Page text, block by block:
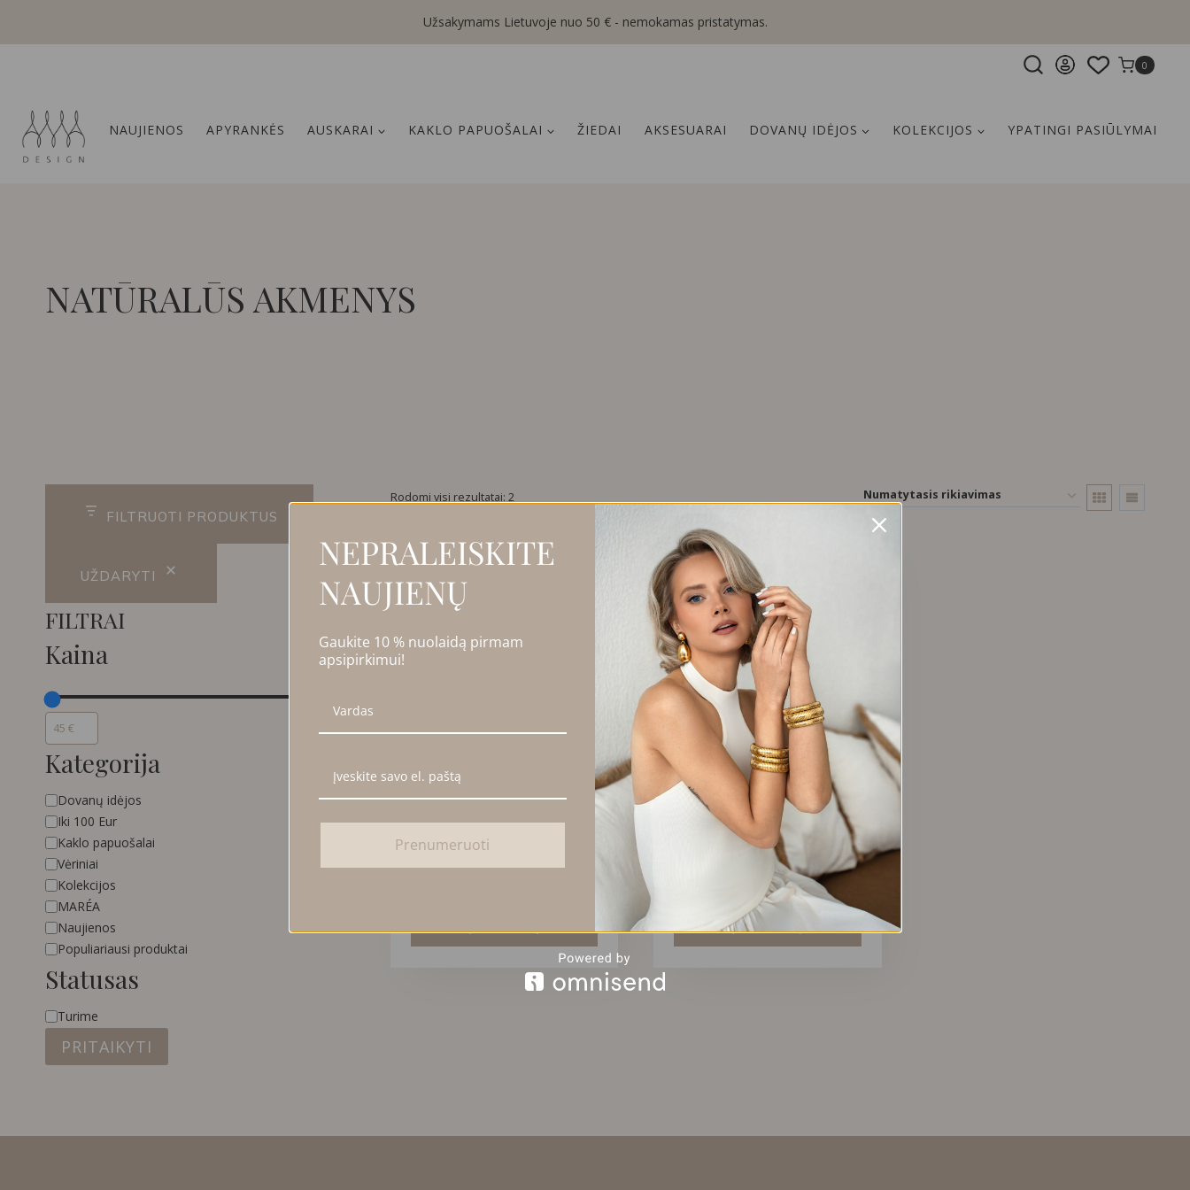
content
Užsakymams Lietuvoje nuo 50 € - nemokamas pristatymas.
0
NAUJIENOS APYRANKĖS AUSKARAI KAKLO PAPUOŠALAI ŽIEDAI AKSESUARAI DOVANŲ IDĖJOS KOLEKCIJOS YPATINGI PASIŪLYMAI
NATŪRALŪS AKMENYS
Rodomi visi rezultatai: 2
ANGELITO APYRANKĖ MASYVUS KVARCO VĖRINYS
Į KREPŠELĮ
FILTRUOTI PRODUKTUS
UŽDARYTI
FILTRAI
Kaina
Kategorija
Kategorija
Dovanų idėjos
Iki 100 Eur
Kaklo papuošalai
Vėriniai
Kolekcijos
MARÉA
Naujienos
Populiariausi produktai
Statusas
Statusas
Turime
PRITAIKYTI
NEPRALEISKITE
NAUJIENŲ
Gaukite 10 % nuolaidą pirmam
apsipirkimui!
Prenumeruoti